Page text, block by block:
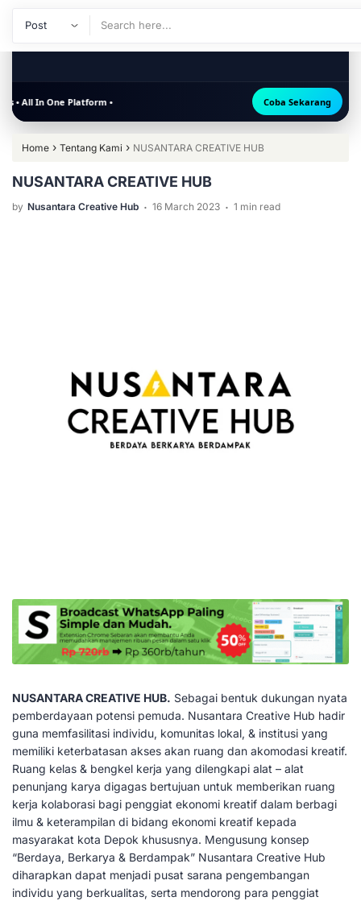
• Coba Sekarang
Home › Tentang Kami › NUSANTARA CREATIVE HUB
NUSANTARA CREATIVE HUB
by Nusantara Creative Hub . 16 March 2023 . 1 min read
NUSANTARA CREATIVE HUB. Sebagai bentuk dukungan nyata
pemberdayaan potensi pemuda. Nusantara Creative Hub hadir
guna memfasilitasi individu, komunitas lokal, & institusi yang
memiliki keterbatasan akses akan ruang dan akomodasi kreatif.
Ruang kelas & bengkel kerja yang dilengkapi alat – alat
penunjang karya digagas bertujuan untuk memberikan ruang
kerja kolaborasi bagi penggiat ekonomi kreatif dalam berbagi
ilmu & keterampilan di bidang ekonomi kreatif kepada
masyarakat kota Depok khususnya. Mengusung konsep
“Berdaya, Berkarya & Berdampak” Nusantara Creative Hub
diharapkan dapat menjadi pusat sarana pengembangan
individu yang berkualitas, serta mendorong para penggiat